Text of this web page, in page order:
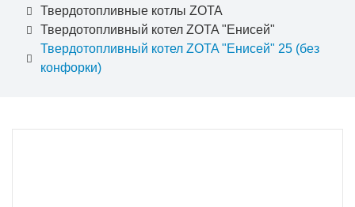
Твердотопливные котлы ZOTA
Твердотопливный котел ZOTA "Енисей"
Твердотопливный котел ZOTA "Енисей" 25 (без
конфорки)